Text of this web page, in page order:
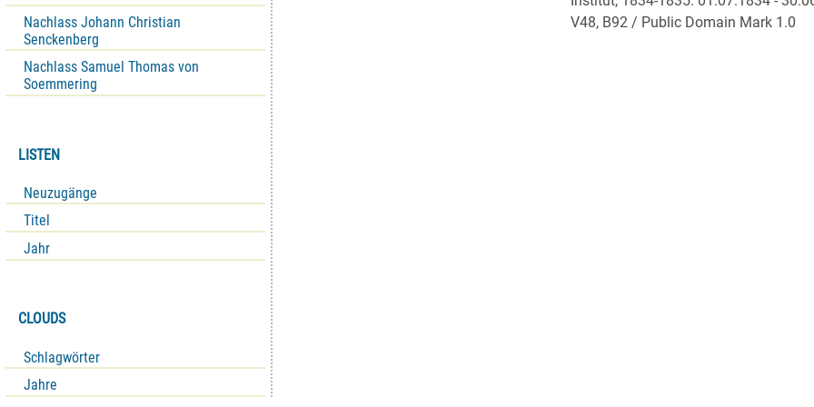
Nachlass Johann Christian
Senckenberg
Nachlass Samuel Thomas von
Soemmering
LISTEN
Neuzugänge
Titel
Jahr
CLOUDS
Schlagwörter
Jahre
V48, B92 / Public Domain Mark 1.0